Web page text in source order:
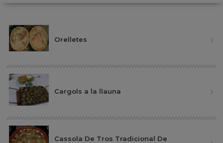
Orelletes
Cargols a la llauna
Cassola De Tros Tradicional De